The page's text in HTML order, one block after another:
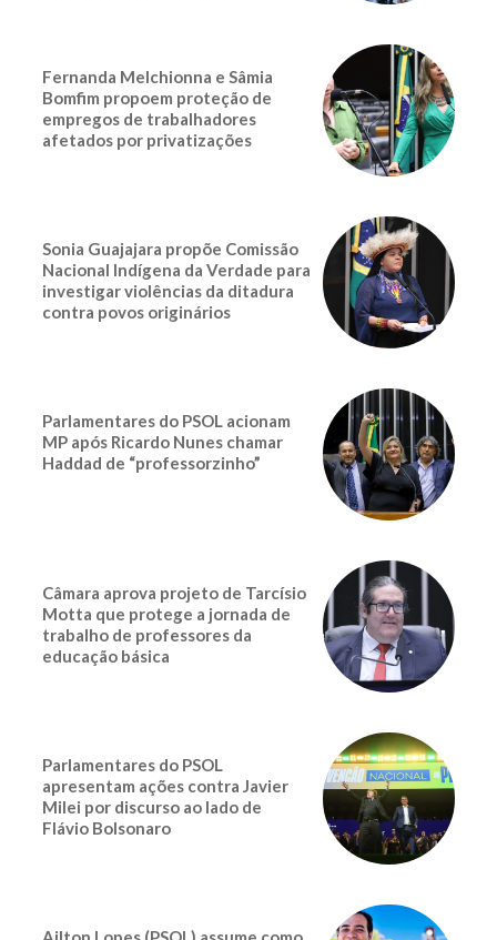
Fernanda Melchionna e Sâmia
Bomfim propoem proteção de
empregos de trabalhadores
afetados por privatizações
Sonia Guajajara propõe Comissão
Nacional Indígena da Verdade para
investigar violências da ditadura
contra povos originários
Parlamentares do PSOL acionam
MP após Ricardo Nunes chamar
Haddad de “professorzinho”
Câmara aprova projeto de Tarcísio
Motta que protege a jornada de
trabalho de professores da
educação básica
Parlamentares do PSOL
apresentam ações contra Javier
Milei por discurso ao lado de
Flávio Bolsonaro